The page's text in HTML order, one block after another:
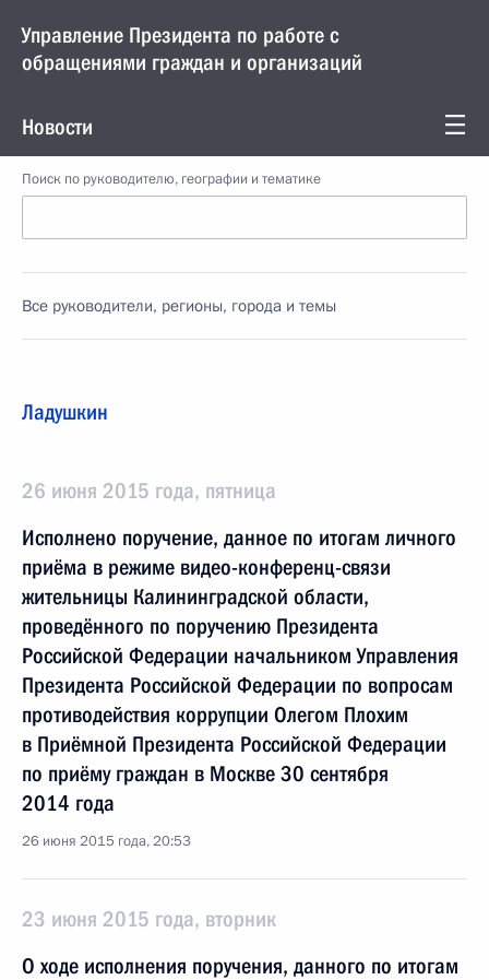
Управление Президента по работе с
обращениями граждан и организаций
Новости
Поиск по руководителю, географии и тематике
Все руководители, регионы, города и темы
Ладушкин
26 июня 2015 года, пятница
Исполнено поручение, данное по итогам личного
приёма в режиме видео-конференц-связи
жительницы Калининградской области,
проведённого по поручению Президента
Российской Федерации начальником Управления
Президента Российской Федерации по вопросам
противодействия коррупции Олегом Плохим
в Приёмной Президента Российской Федерации
по приёму граждан в Москве 30 сентября
2014 года
26 июня 2015 года, 20:53
23 июня 2015 года, вторник
О ходе исполнения поручения, данного по итогам